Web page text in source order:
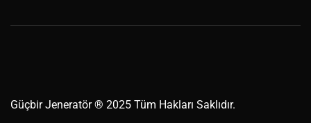
GüçbirJeneratör® 2025 Tüm Hakları Saklıdır.